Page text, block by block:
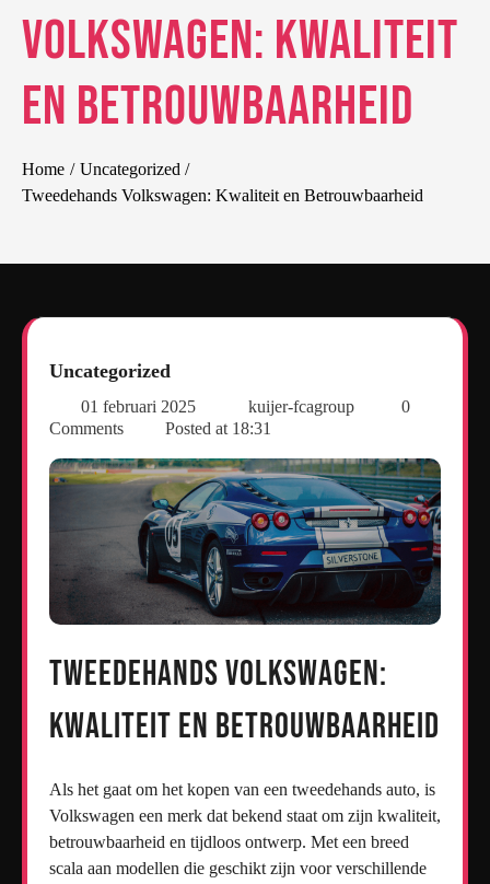
Volkswagen: Kwaliteit
en Betrouwbaarheid
Home
Uncategorized
Tweedehands Volkswagen: Kwaliteit en Betrouwbaarheid
Uncategorized
01 februari 2025 kuijer-fcagroup
0
Comments
Posted at 18:31
Tweedehands Volkswagen:
Kwaliteit en Betrouwbaarheid
Als het gaat om het kopen van een tweedehands auto, is
Volkswagen een merk dat bekend staat om zijn kwaliteit,
betrouwbaarheid en tijdloos ontwerp. Met een breed
scala aan modellen die geschikt zijn voor verschillende